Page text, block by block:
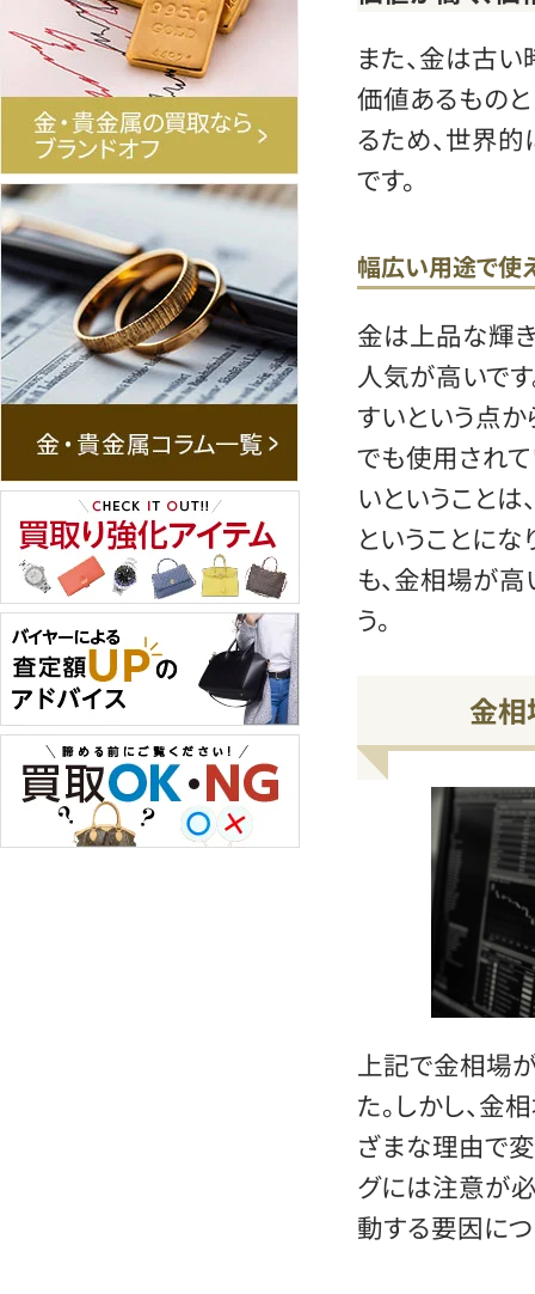
また、金は古
価値あるもの
るため、世界
です。
幅広い用途で使
金は上品な輝
人気が高いです
すいという点か
でも使用され
いということ
ということに
も、金相場が
う。
金相
上記で金相場
た。しかし、金
ざまな理由で
グには注意が
動する要因に